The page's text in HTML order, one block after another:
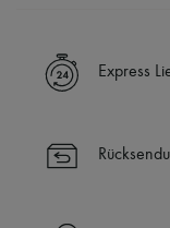
✓ Expresslieferung in
✓ Kostenlose Retouren
die Uhr (24h/24)
Mehr erfahren
Express